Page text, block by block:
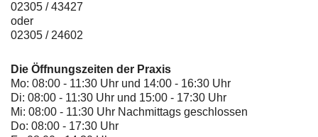
02305 / 43427
oder
02305 / 24602
Die Öffnungszeiten der Praxis
Mo: 08:00 - 11:30 Uhr und 14:00 - 16:30 Uhr
Di: 08:00 - 11:30 Uhr und 15:00 - 17:30 Uhr
Mi: 08:00 - 11:30 Uhr Nachmittags geschlossen
Do: 08:00 - 17:30 Uhr